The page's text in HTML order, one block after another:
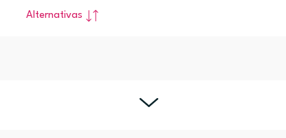
Alternativas